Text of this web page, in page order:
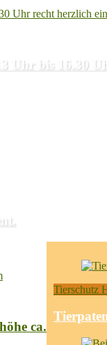
Uhr bis 16.30
Tierschutz
ca.